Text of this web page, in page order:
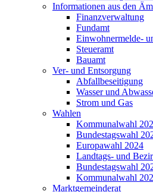
Informationen aus den
Finanzverwaltung
Fundamt
Einwohnermelde-
Steueramt
Bauamt
Ver- und Entsorgung
Abfallbeseitigung
Wasser und
Strom und Gas
Wahlen
Kommunalwahl
Bundestagswahl
Europawahl 2024
Landtags- und
Bundestagswahl
Kommunalwahl
Marktgemeinderat